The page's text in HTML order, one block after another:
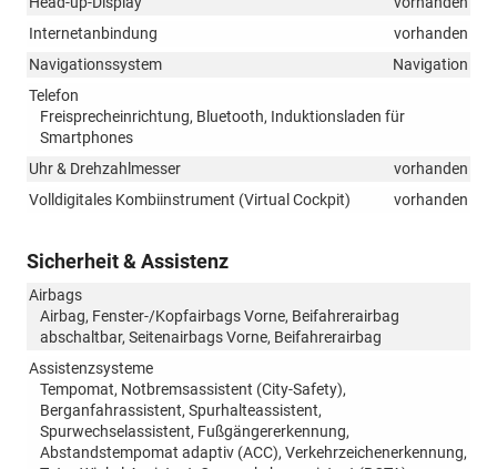
Internetanbindung
vorhanden
Navigationssystem
Navigation
Telefon
Freisprecheinrichtung, Bluetooth, Induktionsladen für
Smartphones
Uhr & Drehzahlmesser
vorhanden
Volldigitales Kombiinstrument (Virtual Cockpit)
vorhanden
Sicherheit & Assistenz
Airbags
Airbag, Fenster-/Kopfairbags Vorne, Beifahrerairbag
abschaltbar, Seitenairbags Vorne, Beifahrerairbag
Assistenzsysteme
Tempomat, Notbremsassistent (City-Safety),
Berganfahrassistent, Spurhalteassistent,
Spurwechselassistent, Fußgängererkennung,
Abstandstempomat adaptiv (ACC), Verkehrzeichenerkennung,